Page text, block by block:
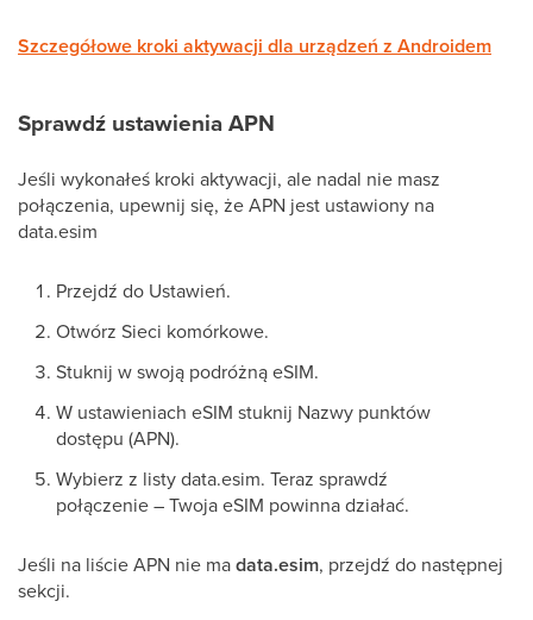
Szczegółowe kroki aktywacji dla urządzeń z Androidem
Sprawdź ustawienia APN
Jeśli wykonałeś kroki aktywacji, ale nadal nie masz
połączenia, upewnij się, że APN jest ustawiony na
data.esim
Przejdź do Ustawień.
Otwórz Sieci komórkowe.
Stuknij w swoją podróżną eSIM.
W ustawieniach eSIM stuknij Nazwy punktów
dostępu (APN).
Wybierz z listy data.esim. Teraz sprawdź
połączenie – Twoja eSIM powinna działać.
Jeśli na liście APN nie madata.esim, przejdź do następnej
sekcji.